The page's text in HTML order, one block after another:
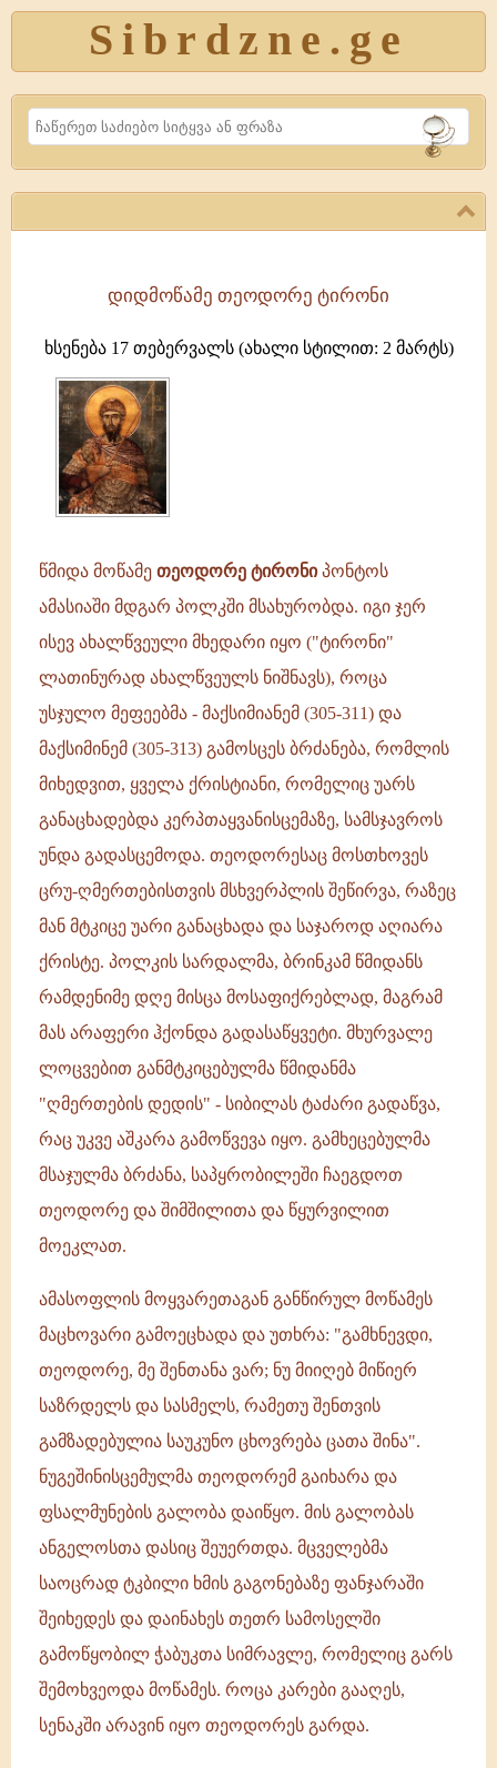
Sibrdzne.ge
Search
თეოდორე
ტირონი
პონტოს
ამასიაში
მდგარ
პოლკში
ჯერ
ისევ
ახალწვეული
მხედარი
დიდმოწამე თეოდორე ტირონი
ხსენება 17 თებერვალს (ახალი სტილით: 2 მარტს)
წმიდა მოწამე თეოდორე ტირონიპონტოს
ამასიაში მდგარ პოლკში მსახურობდა. იგი ჯერ
ისევ ახალწვეული მხედარი იყო ("ტირონი"
ლათინურად ახალწვეულს ნიშნავს), როცა
უსჯულო მეფეებმა - მაქსიმიანემ (305-311) და
მაქსიმინემ (305-313) გამოსცეს ბრძანება, რომლის
მიხედვით, ყველა ქრისტიანი, რომელიც უარს
განაცხადებდა კერპთაყვანისცემაზე, სამსჯავროს
უნდა გადასცემოდა. თეოდორესაც მოსთხოვეს
ცრუ-ღმერთებისთვის მსხვერპლის შეწირვა, რაზეც
მან მტკიცე უარი განაცხადა და საჯაროდ აღიარა
ქრისტე. პოლკის სარდალმა, ბრინკამ წმიდანს
რამდენიმე დღე მისცა მოსაფიქრებლად, მაგრამ
მას არაფერი ჰქონდა გადასაწყვეტი. მხურვალე
ლოცვებით განმტკიცებულმა წმიდანმა
"ღმერთების დედის" - სიბილას ტაძარი გადაწვა,
რაც უკვე აშკარა გამოწვევა იყო. გამხეცებულმა
მსაჯულმა ბრძანა, საპყრობილეში ჩაეგდოთ
თეოდორე და შიმშილითა და წყურვილით
მოეკლათ.
ამასოფლის მოყვარეთაგან განწირულ მოწამეს
მაცხოვარი გამოეცხადა და უთხრა: "გამხნევდი,
თეოდორე, მე შენთანა ვარ; ნუ მიიღებ მიწიერ
საზრდელს და სასმელს, რამეთუ შენთვის
გამზადებულია საუკუნო ცხოვრება ცათა შინა".
ნუგეშინისცემულმა თეოდორემ გაიხარა და
ფსალმუნების გალობა დაიწყო. მის გალობას
ანგელოსთა დასიც შეუერთდა. მცველებმა
საოცრად ტკბილი ხმის გაგონებაზე ფანჯარაში
შეიხედეს და დაინახეს თეთრ სამოსელში
გამოწყობილ ჭაბუკთა სიმრავლე, რომელიც გარს
შემოხვეოდა მოწამეს. როცა კარები გააღეს,
სენაკში არავინ იყო თეოდორეს გარდა.